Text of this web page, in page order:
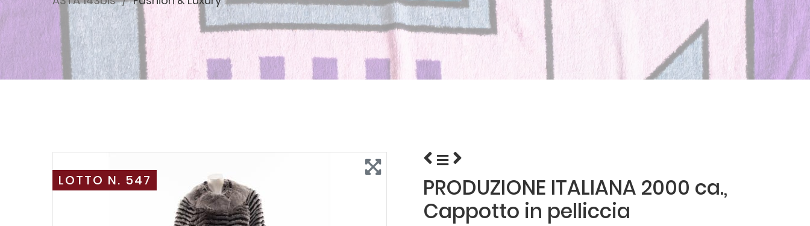
LOTTO N. 547
PRODUZIONE ITALIANA 2000 ca.,
Cappotto in pelliccia